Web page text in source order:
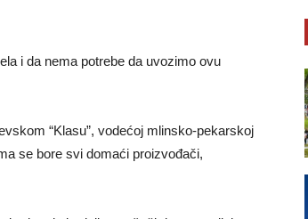
i da nema potrebe da uvozimo ovu
“Klasu”, vodećoj mlinsko-pekarskoj
se bore svi domaći proizvođači,